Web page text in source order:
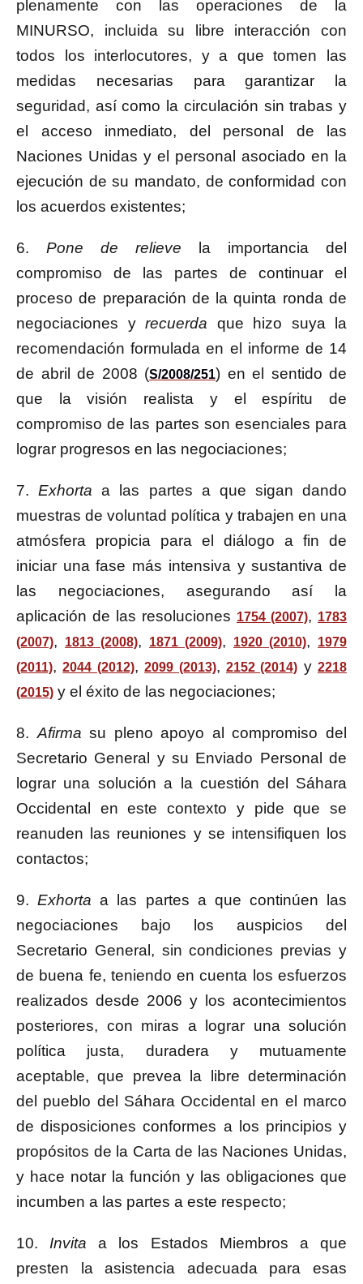
plenamente con las operaciones de la
MINURSO, incluida su libre interacción con
todos los interlocutores, y a que tomen las
medidas necesarias para garantizar la
seguridad, así como la circulación sin trabas y
el acceso inmediato, del personal de las
Naciones Unidas y el personal asociado en la
ejecución de su mandato, de conformidad con
los acuerdos existentes;
6. Pone de relieve
la importancia del
compromiso de las partes de continuar el
proceso de preparación de la quinta ronda de
negociaciones y recuerda que hizo suya la
recomendación formulada en el informe de 14
de abril de 2008 (S/2008/251) en el sentido de
que la visión realista y el espíritu de
compromiso de las partes son esenciales para
lograr progresos en las negociaciones;
7.Exhortaa las partes a que sigan dando
muestras de voluntad política y trabajen en una
atmósfera propicia para el diálogo a fin de
iniciar una fase más intensiva y sustantiva de
las negociaciones, asegurando así la
aplicación de las resoluciones 1754 (2007), 1783
(2007), 1813 (2008), 1871 (2009), 1920 (2010),
1979
(2011),2044 (2012),2099 (2013), 2152 (2014) y 2218
(2015) y el éxito de las negociaciones;
8.Afirma su pleno apoyo al compromiso del
Secretario General y su Enviado Personal de
lograr una solución a la cuestión del Sáhara
Occidental en este contexto y pide que se
reanuden las reuniones y se intensifiquen los
contactos;
9.Exhortaa las partes a que continúen las
negociaciones bajo los auspicios del
Secretario General, sin condiciones previas y
de buena fe, teniendo en cuenta los esfuerzos
realizados desde 2006 y los acontecimientos
posteriores, con miras a lograr una solución
política justa, duradera y mutuamente
aceptable, que prevea la libre determinación
del pueblo del Sáhara Occidental en el marco
de disposiciones conformes a los principios y
propósitos de la Carta de las Naciones Unidas,
y hace notar la función y las obligaciones que
incumben a las partes a este respecto;
10.Invitaa los Estados Miembros a que
presten la asistencia adecuada para esas